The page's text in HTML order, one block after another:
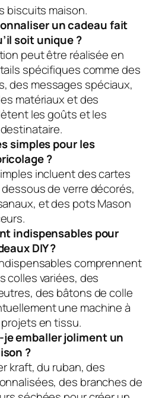
biscuits maison.
un cadeau fait
soit unique ?
peut être réalisée en
spécifiques comme des
des messages spéciaux,
matériaux et des
les goûts et les
simples pour les
?
incluent des cartes
de verre décorés,
et des pots Mason
indispensables pour
DIY ?
comprennent
colles variées, des
des bâtons de colle
une machine à
en tissu.
emballer joliment un
?
kraft, du ruban, des
des branches de